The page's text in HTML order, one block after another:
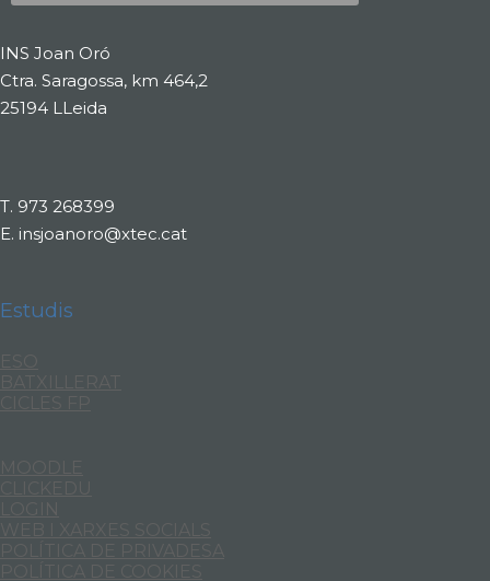
INS Joan Oró
Ctra. Saragossa, km 464,2
25194 LLeida
T. 973 268399
E. insjoanoro@xtec.cat
Estudis
BATXILLERAT
WEB I XARXES SOCIALS